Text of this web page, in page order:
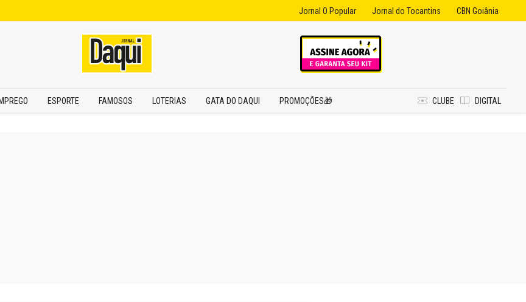
Jornal O Popular Jornal do Tocantins CBN Goiânia
ESPORTE FAMOSOS LOTERIAS GATA DO DAQUI PROMOÇÕES🎁 CLUBE DIGITAL